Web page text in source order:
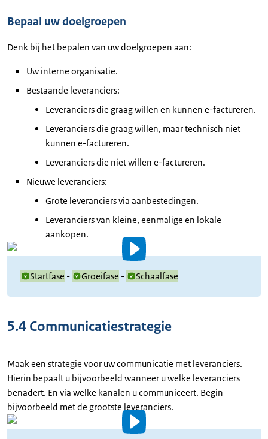
Video
details
Startfase - Groeifase - Schaalfase
Bepaal uw doelgroepen
Denk bij het bepalen van uw doelgroepen aan:
Uw interne organisatie.
Bestaande leveranciers:
Leveranciers die graag willen en kunnen e-factureren.
Leveranciers die graag willen, maar technisch niet
kunnen e-factureren.
Leveranciers die niet willen e-factureren.
Nieuwe leveranciers:
Grote leveranciers via aanbestedingen.
Leveranciers van kleine, eenmalige en lokale
aankopen.
5.4 Communicatiestrategie
Video
Maak een strategie voor uw communicatie met leveranciers.
Hierin bepaalt u bijvoorbeeld wanneer u welke leveranciers
benadert. En via welke kanalen u communiceert. Begin
bijvoorbeeld met de grootste leveranciers.